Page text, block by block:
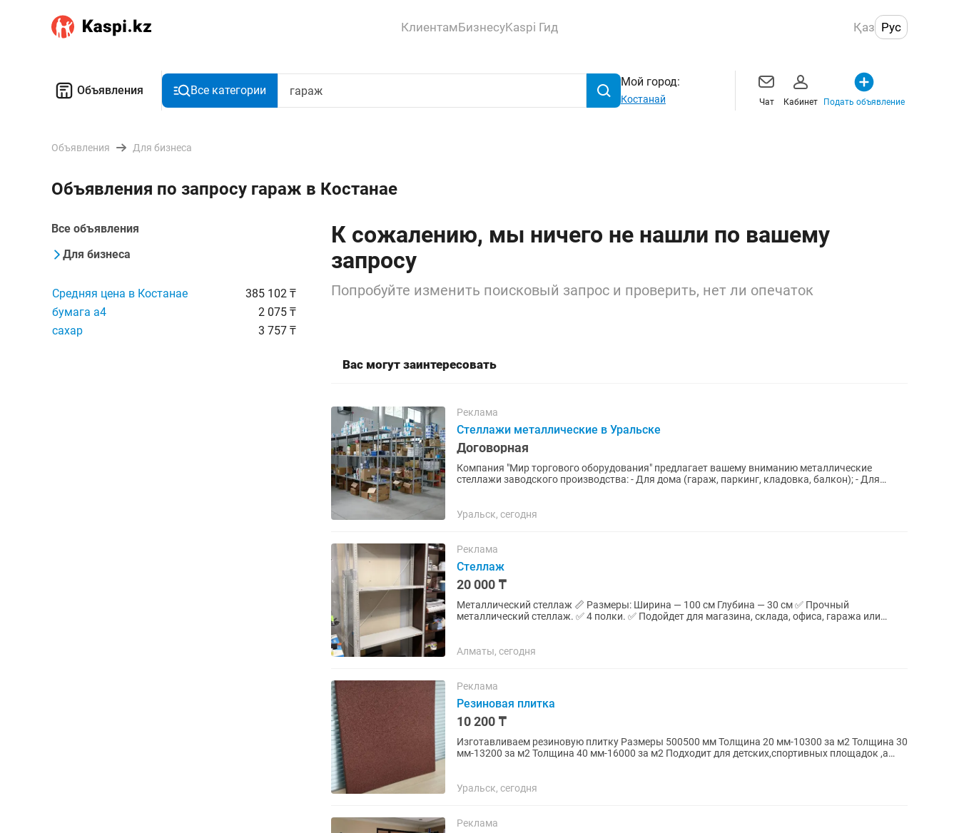
КлиентамБизнесуKaspi Гид Қаз Рус
Объявления Все категории
Мой город:
Костанай Чат Кабинет Подать объявление
Объявления Для бизнеса
Объявления по запросу гараж в Костанае
Все объявления
Для бизнеса
Средняя цена в Костанае
385 102 ₸
бумага а4
2 075 ₸
сахар
3 757 ₸
К сожалению, мы ничего не нашли по вашему
запросу
Попробуйте изменить поисковый запрос и проверить, нет ли опечаток
Вас могут заинтересовать
Реклама
Стеллажи металлические в Уральске
Договорная
Компания "Мир торгового оборудования" предлагает вашему вниманию металлические
стеллажи заводского производства: - Для дома (гараж, паркинг, кладовка, балкон); - Для
Уральск, сегодня
Реклама
Стеллаж
20 000 ₸
Металлический стеллаж 📏 Размеры: Ширина — 100 см Глубина — 30 см ✅ Прочный
металлический стеллаж. ✅ 4 полки. ✅ Подойдет для магазина, склада, офиса, гаража или
Алматы, сегодня
Реклама
Резиновая плитка
10 200 ₸
Изготавливаем резиновую плитку Размеры 500500 мм Толщина 20 мм-10300 за м2 Толщина 30
мм-13200 за м2 Толщина 40 мм-16000 за м2 Подходит для детских,спортивных площадок ,а
Уральск, сегодня
Реклама